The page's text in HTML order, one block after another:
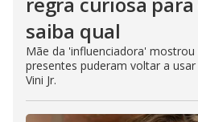
saiba qual
Mãe da 'influenciadora'
presentes puderam voltar a
Vini Jr.